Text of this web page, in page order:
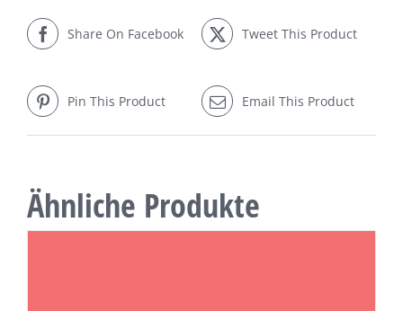
Share On Facebook Tweet This Product
Pin This Product Email This Product
Ähnliche Produkte